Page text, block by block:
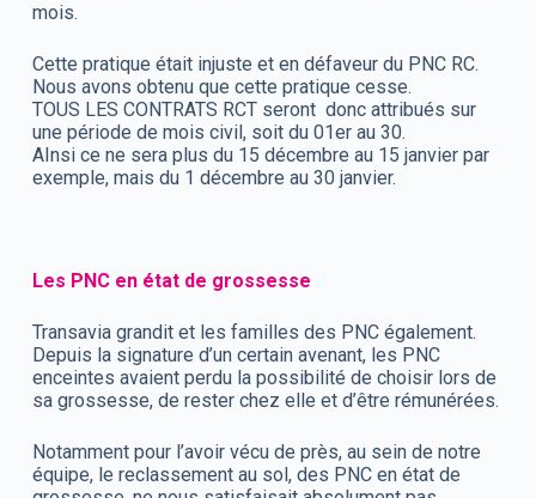
mois.
Cette pratique était injuste et en défaveur du PNC RC.
Nous avons obtenu que cette pratique cesse.
TOUS LES CONTRATS RCT seront donc attribués sur
une période de mois civil, soit du 01er au 30.
AInsi ce ne sera plus du 15 décembre au 15 janvier par
exemple, mais du 1 décembre au 30 janvier.
Les PNC en état de grossesse
Transavia grandit et les familles des PNC également.
Depuis la signature d’un certain avenant, les PNC
enceintes avaient perdu la possibilité de choisir lors de
sa grossesse, de rester chez elle et d’être rémunérées.
Notamment pour l’avoir vécu de près, au sein de notre
équipe, le reclassement au sol, des PNC en état de